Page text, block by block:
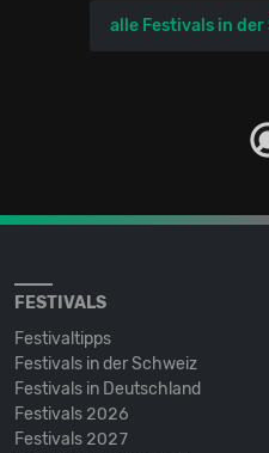
alle Festivals in
FESTIVALS
Festivaltipps
Festivals in der Schweiz
Festivals in Deutschland
Festivals 2026
Festivals 2027